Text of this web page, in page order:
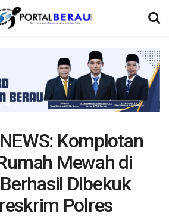
Komplotan
Mewah di
Dibekuk
Polres